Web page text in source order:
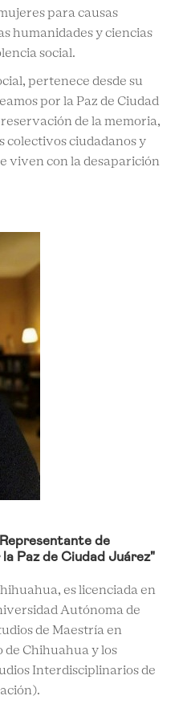
para causas
humanidades y ciencias
social.
pertenece desde su
por la Paz de Ciudad
de la memoria,
colectivos ciudadanos y
viven con la desaparición
de
Paz de Ciudad Juárez"
es licenciada en
Autónoma de
de Maestría en
de Chihuahua y los
Interdisciplinarios de